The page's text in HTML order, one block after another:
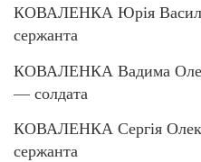
КОВАЛЕНКА Юрія
сержанта
КОВАЛЕНКА Вадима
— солдата
КОВАЛЕНКА Сергія
сержанта